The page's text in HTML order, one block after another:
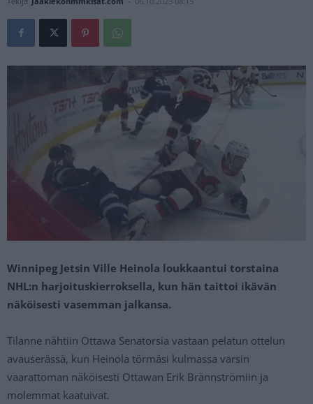
Winnipeg Jetsin Ville Heinola loukkaantui torstaina
NHL:n harjoituskierroksella, kun hän taittoi ikävän
näköisesti vasemman jalkansa.
Tilanne nähtiin Ottawa Senatorsia vastaan pelatun ottelun
avauserässä, kun Heinola törmäsi kulmassa varsin
vaarattoman näköisesti Ottawan Erik Brännströmiin ja
molemmat kaatuivat.